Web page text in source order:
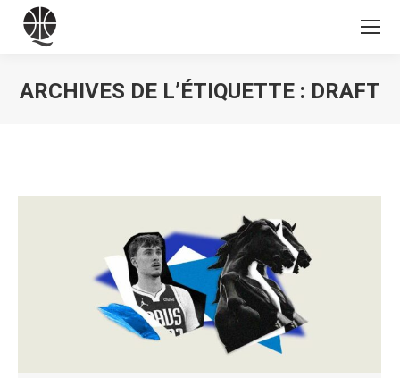
ARCHIVES DE L’ÉTIQUETTE : DRAFT